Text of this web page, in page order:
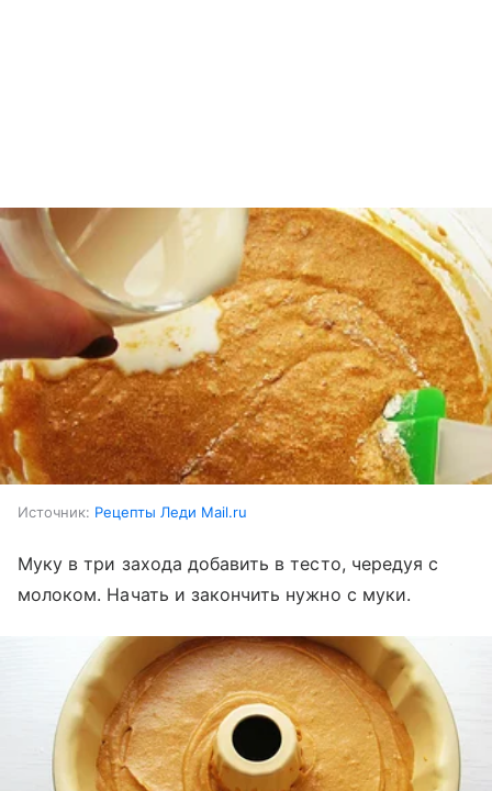
Источник: Рецепты Леди Mail.ru
Муку в три захода добавить в тесто, чередуя с
молоком. Начать и закончить нужно с муки.